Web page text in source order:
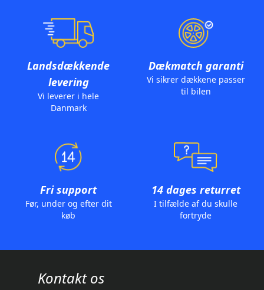
Landsdækkende
levering
Vi leverer i hele
Danmark
Dækmatch garanti
Vi sikrer dækkene passer
til bilen
Fri support
Før, under og efter dit
køb
14 dages returret
I tilfælde af du skulle
fortryde
Kontakt os